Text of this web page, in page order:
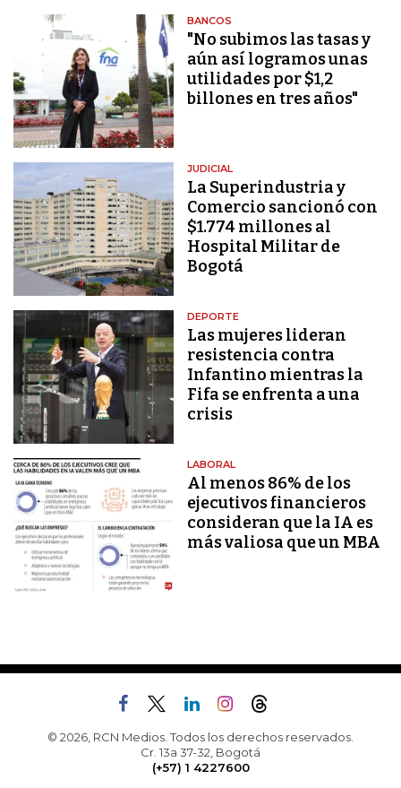
BANCOS
"No subimos las tasas y
aún así logramos unas
utilidades por $1,2
billones en tres años"
JUDICIAL
La Superindustria y
Comercio sancionó con
$1.774 millones al
Hospital Militar de
Bogotá
DEPORTE
Las mujeres lideran
resistencia contra
Infantino mientras la
Fifa se enfrenta a una
crisis
LABORAL
Al menos 86% de los
ejecutivos financieros
consideran que la IA es
más valiosa que un MBA
© 2026, RCN Medios. Todos los derechos reservados.
Cr. 13a 37-32, Bogotá
(+57) 1 4227600